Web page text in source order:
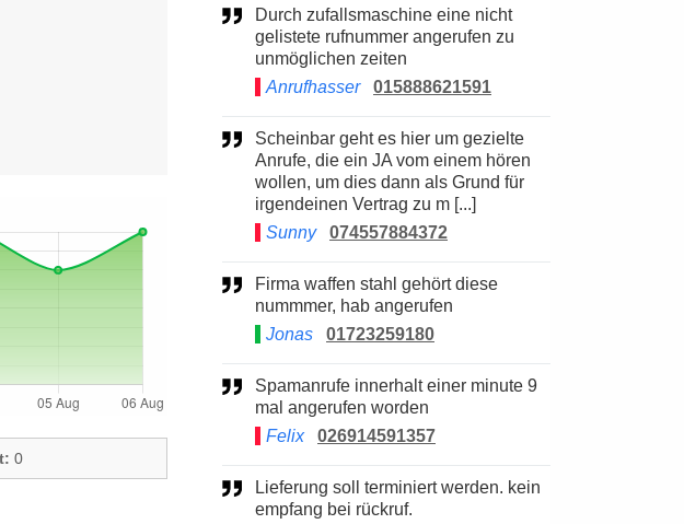
0
Durch zufallsmaschine eine nicht
gelistete rufnummer angerufen zu
unmöglichen zeiten
Anrufhasser
015888621591
Scheinbar geht es hier um gezielte
Anrufe, die ein JA vom einem hören
wollen, um dies dann als Grund für
irgendeinen Vertrag zu m [...]
Sunny
074557884372
Firma waffen stahl gehört diese
nummmer, hab angerufen
Jonas
01723259180
Spamanrufe innerhalt einer minute 9
mal angerufen worden
Felix
026914591357
Lieferung soll terminiert werden. kein
empfang bei rückruf.